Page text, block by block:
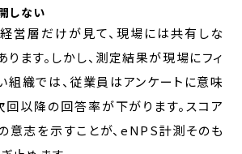
しない
営層だけが見て、現場には共有しな
ります。しかし、測定結果が現場にフィ
組織では、従業員はアンケートに意味
回以降の回答率が下がります。スコア
意志を示すことが、eNPS計測そのも